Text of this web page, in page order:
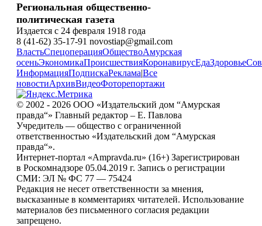
Региональная общественно-
политическая газета
Издается с 24 февраля 1918 года
8 (41-62) 35-17-91 novostiap@gmail.com
ВластьСпецоперацияОбществоАмурская
осеньЭкономикаПроисшествияКоронавирусЕдаЗдоровье
ИнформацияПодпискаРеклама|Все
новостиАрхивВидеоФоторепортажи
© 2002 - 2026 ООО «Издательский дом “Амурская
правда“» Главный редактор – Е. Павлова
Учредитель — общество с ограниченной
ответственностью «Издательский дом “Амурская
правда“».
Интернет-портал «Ampravda.ru» (16+) Зарегистрирован
в Роскомнадзоре 05.04.2019 г. Запись о регистрации
СМИ: ЭЛ № ФС 77 — 75424
Редакция не несет ответственности за мнения,
высказанные в комментариях читателей. Использование
материалов без письменного согласия редакции
запрещено.